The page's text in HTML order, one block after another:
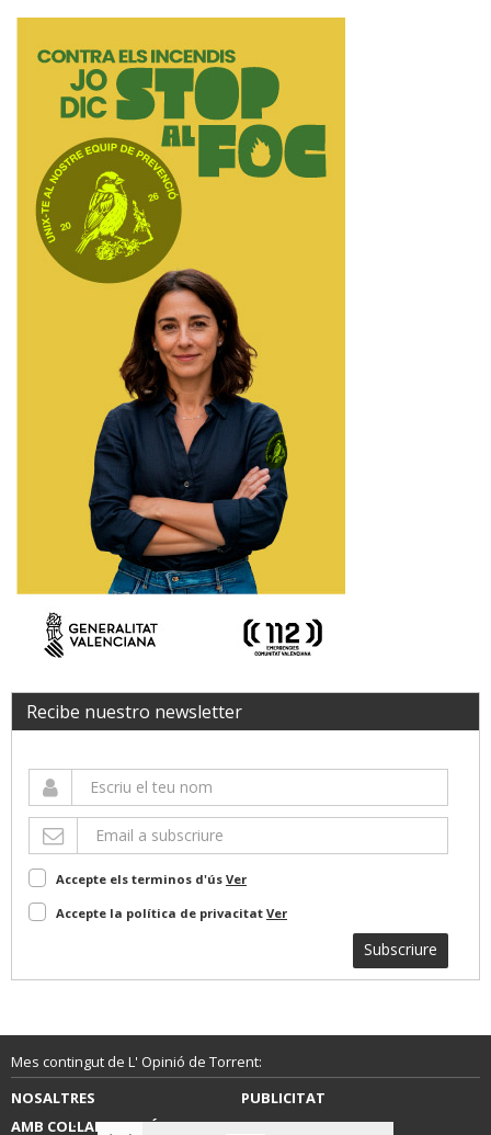
Recibe nuestro newsletter
Accepte els terminos d'ús Ver
Accepte la política de privacitat Ver
Subscriure
Mes contingut de L' Opinió de Torrent:
NOSALTRES
PUBLICITAT
AMB COL·LABORACIÓ DE LA
CONTACTE